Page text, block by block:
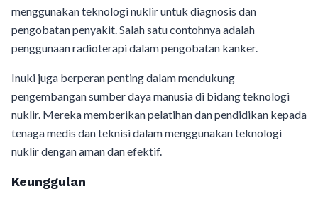
menggunakan teknologi nuklir untuk diagnosis dan
pengobatan penyakit. Salah satu contohnya adalah
penggunaan radioterapi dalam pengobatan kanker.
Inuki juga berperan penting dalam mendukung
pengembangan sumber daya manusia di bidang teknologi
nuklir. Mereka memberikan pelatihan dan pendidikan kepada
tenaga medis dan teknisi dalam menggunakan teknologi
nuklir dengan aman dan efektif.
Keunggulan